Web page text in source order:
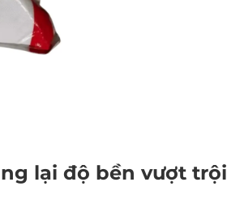
lại độ bền vượt trội